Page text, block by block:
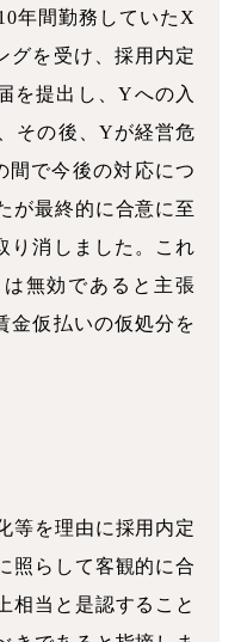
年間勤務していたX
グを受け、採用内定
を提出し、Yへの入
その後、Yが経営危
で今後の対応につ
が最終的に合意に至
り消しました。これ
無効であると主張
金仮払いの仮処分を
等を理由に採用内定
照らして客観的に合
相当と是認すること